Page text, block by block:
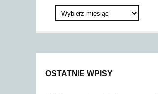
OSTATNIE WPISY